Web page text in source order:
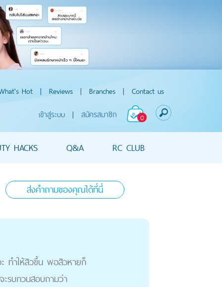
Hot | Reviews | Branches | Contact us
0
เข้าสู่ระบบ | สมัครสมาชิก
HACKS Q&A RC CLUB
ส่งคำถามของคุณได้ที่นี่
ทำให้สิวขึ้น พอสิวหายก็
รบกวนสอบถามว่า